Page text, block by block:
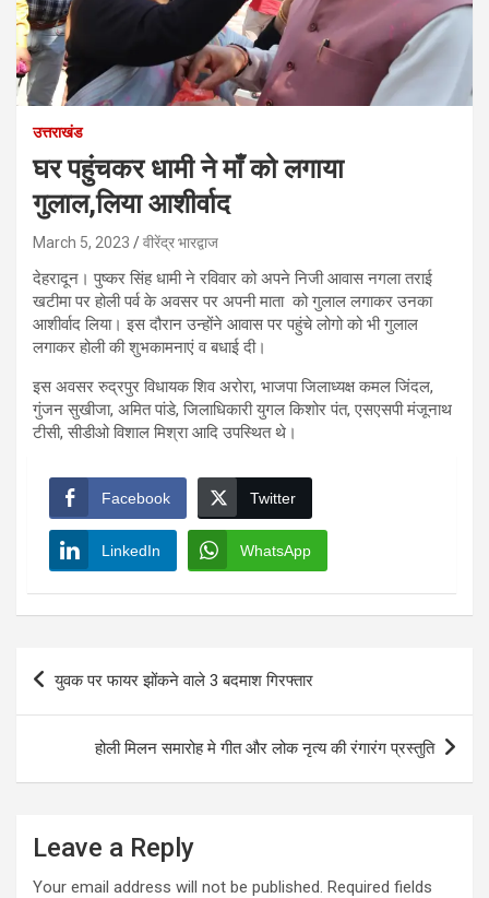
उत्तराखंड
घर पहुंचकर धामी ने माँ को लगाया
गुलाल,लिया आशीर्वाद
March 5, 2023 वीरेंद्र भारद्वाज
देहरादून। पुष्कर सिंह धामी ने रविवार को अपने निजी आवास नगला तराई
खटीमा पर होली पर्व के अवसर पर अपनी माता को गुलाल लगाकर उनका
आशीर्वाद लिया। इस दौरान उन्होंने आवास पर पहुंचे लोगो को भी गुलाल
लगाकर होली की शुभकामनाएं व बधाई दी।
इस अवसर रुद्रपुर विधायक शिव अरोरा, भाजपा जिलाध्यक्ष कमल जिंदल,
गुंजन सुखीजा, अमित पांडे, जिलाधिकारी युगल किशोर पंत, एसएसपी मंजूनाथ
टीसी, सीडीओ विशाल मिश्रा आदि उपस्थित थे।
Facebook Twitter
LinkedIn WhatsApp
Post
navigation
युवक पर फायर झोंकने वाले 3 बदमाश गिरफ्तार
होली मिलन समारोह मे गीत और लोक नृत्य की रंगारंग प्रस्तुति
Leave a Reply
Your email address will not be published. Required fields